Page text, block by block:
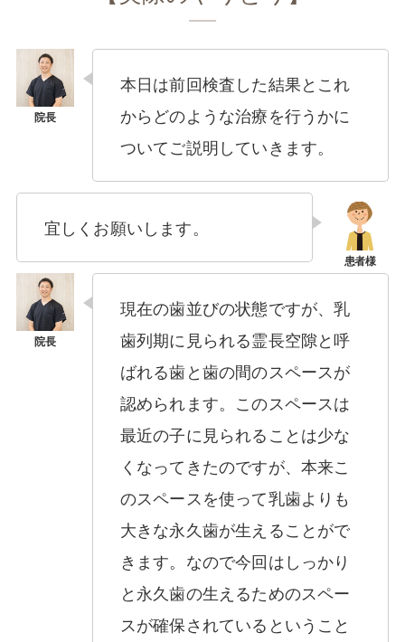
本日は前回検査した結果とこれ
からどのような治療を行うかに
ついてご説明していきます。
宜しくお願いします。
現在の歯並びの状態ですが、乳
歯列期に見られる霊長空隙と呼
ばれる歯と歯の間のスペースが
認められます。このスペースは
最近の子に見られることは少な
くなってきたのですが、本来こ
のスペースを使って乳歯よりも
大きな永久歯が生えることがで
きます。なので今回はしっかり
と永久歯の生えるためのスペー
スが確保されているということ